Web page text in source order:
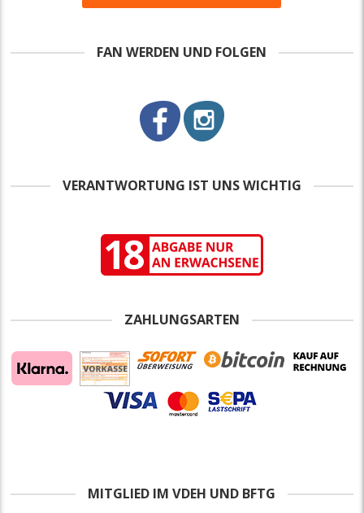
FAN WERDEN UND FOLGEN
VERANTWORTUNG IST UNS WICHTIG
ZAHLUNGSARTEN
MITGLIED IM VDEH UND BFTG